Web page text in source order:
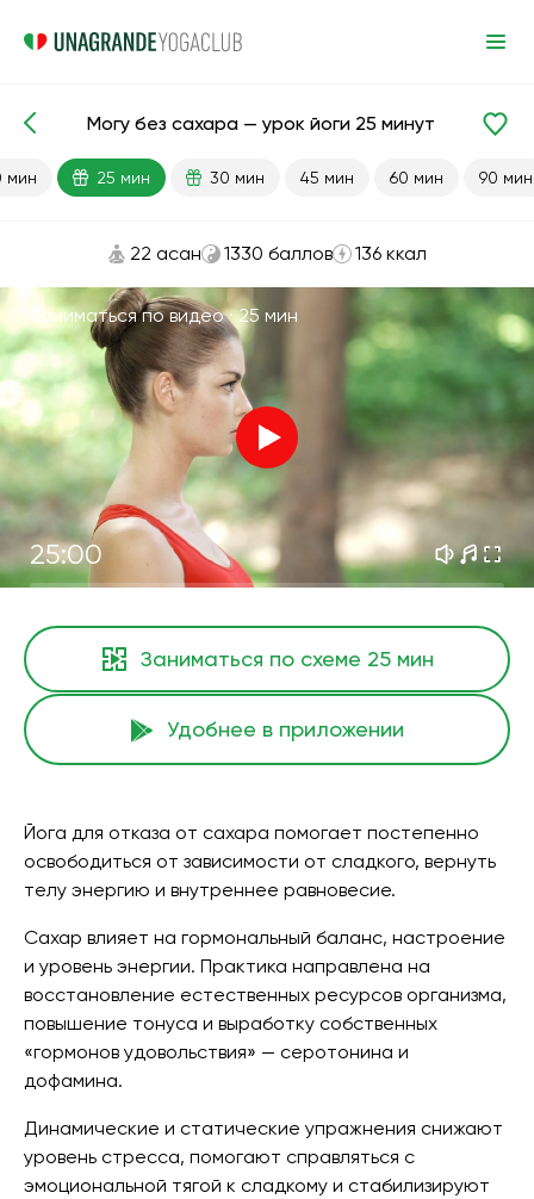
Готовые уроки Привычки
Могу без сахара — урок йоги 25 минут
мин 25 мин 30 мин 45 мин 60 мин 90 мин
22 асан 1330 баллов 136 ккал
Заниматься по видео ·25 мин
25:00
Заниматься по схеме 25 мин
Удобнее в приложении
Йога для отказа от сахара помогает постепенно
освободиться от зависимости от сладкого, вернуть
телу энергию и внутреннее равновесие.
Сахар влияет на гормональный баланс, настроение
и уровень энергии. Практика направлена на
восстановление естественных ресурсов организма,
повышение тонуса и выработку собственных
«гормонов удовольствия» — серотонина и
дофамина.
Динамические и статические упражнения снижают
уровень стресса, помогают справляться с
эмоциональной тягой к сладкому и стабилизируют